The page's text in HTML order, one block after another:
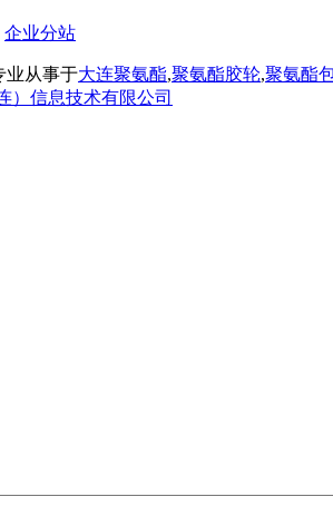
企业分站
业从事于大连聚氨酯,聚氨酯胶轮,聚氨酯
）信息技术有限公司